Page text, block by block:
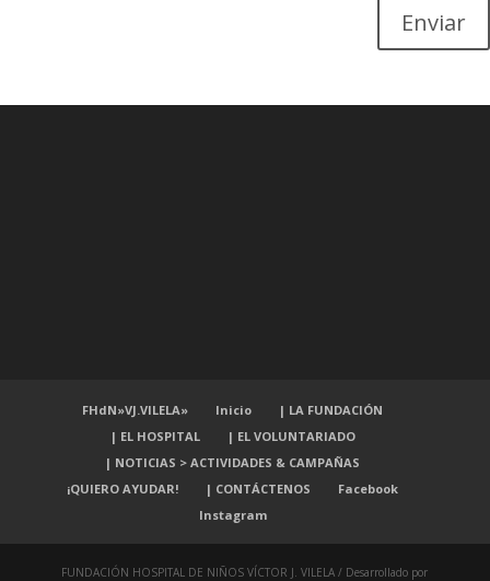
Enviar
FHdN»VJ.VILELA» Inicio
| LA FUNDACIÓN
| EL HOSPITAL
| EL VOLUNTARIADO
| NOTICIAS > ACTIVIDADES & CAMPAÑAS
¡QUIERO AYUDAR!
| CONTÁCTENOS
Facebook
Instagram
FUNDACIÓN HOSPITAL DE NIÑOS VÍCTOR J. VILELA / Desarrollado por